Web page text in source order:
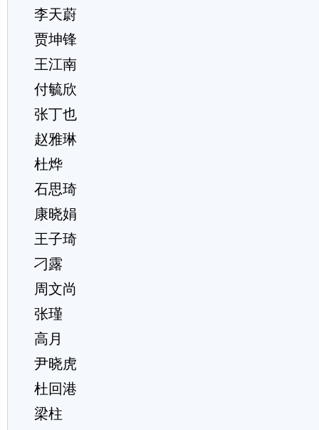
李天蔚
贾坤锋
王江南
付毓欣
张丁也
赵雅琳
杜烨
石思琦
康晓娟
王子琦
刁露
周文尚
张瑾
高月
尹晓虎
杜回港
梁柱